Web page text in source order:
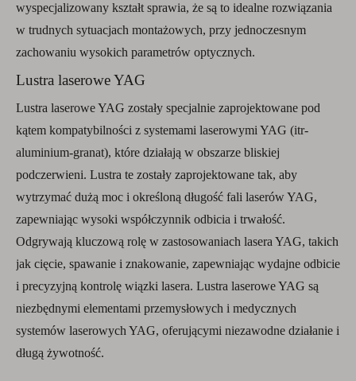
wyspecjalizowany kształt sprawia, że ​​są to idealne rozwiązania
w trudnych sytuacjach montażowych, przy jednoczesnym
zachowaniu wysokich parametrów optycznych.
Lustra laserowe YAG
Lustra laserowe YAG zostały specjalnie zaprojektowane pod
kątem kompatybilności z systemami laserowymi YAG (itr-
aluminium-granat), które działają w obszarze bliskiej
podczerwieni. Lustra te zostały zaprojektowane tak, aby
wytrzymać dużą moc i określoną długość fali laserów YAG,
zapewniając wysoki współczynnik odbicia i trwałość.
Odgrywają kluczową rolę w zastosowaniach lasera YAG, takich
jak cięcie, spawanie i znakowanie, zapewniając wydajne odbicie
i precyzyjną kontrolę wiązki lasera. Lustra laserowe YAG są
niezbędnymi elementami przemysłowych i medycznych
systemów laserowych YAG, oferującymi niezawodne działanie i
długą żywotność.